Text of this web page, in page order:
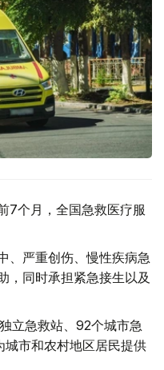
7个月，全国急救医疗服
、严重创伤、慢性疾病急
，同时承担紧急接生以及
立急救站、92个城市急
市和农村地区居民提供